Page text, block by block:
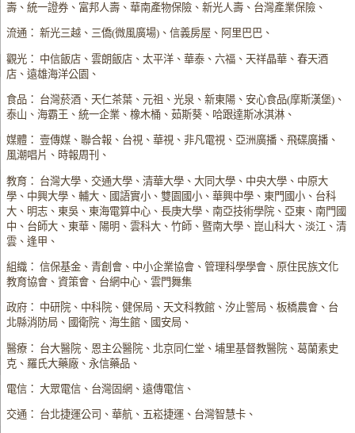
壽、統一證券、富邦人壽、華南產物保險、新光人壽、台灣產業保險、
流通： 新光三越、三僑(微風廣場)、信義房屋、阿里巴巴、
觀光： 中信飯店、雲朗飯店、太平洋、華泰、六福、天祥晶華、春天酒
店、遠雄海洋公園、
食品： 台灣菸酒、天仁茶葉、元祖、光泉、新東陽、安心食品(摩斯漢堡)、
泰山、海霸王、統一企業、橡木桶、茹斯葵、哈跟達斯冰淇淋、
媒體： 壹傳媒、聯合報、台視、華視、非凡電視、亞洲廣播、飛碟廣播、
風潮唱片、時報周刊、
教育： 台灣大學、交通大學、清華大學、大同大學、中央大學、中原大
學、中興大學、輔大、國語實小、雙園國小、華興中學、東門國小、台科
大、明志、東吳、東海電算中心、長庚大學、南亞技術學院、亞東、南門國
中、台師大、東華、陽明、雲科大、竹師、暨南大學、崑山科大、淡江、清
雲、逢甲、
組織： 信保基金、青創會、中小企業協會、管理科學學會、原住民族文化
教育協會、資策會、台網中心、雲門舞集
政府： 中研院、中科院、健保局、天文科教館、汐止警局、板橋農會、台
北縣消防局、國衛院、海生館、國安局、
醫療： 台大醫院、恩主公醫院、北京同仁堂、埔里基督教醫院、葛蘭素史
克、羅氏大藥廠、永信藥品、
電信： 大眾電信、台灣固網、遠傳電信、
交通： 台北捷運公司、華航、五崧捷運、台灣智慧卡、